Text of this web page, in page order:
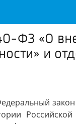
ФЗ «О
и